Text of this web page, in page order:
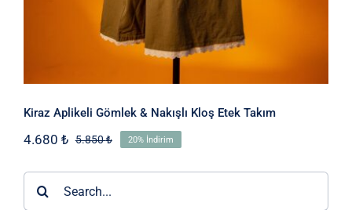
Kiraz Aplikeli Gömlek & Nakışlı Kloş Etek Takım
5.850₺Orijinal
5.850 ₺.
4.680 ₺
Şu
fiyat:
4.680 ₺.
20% İndirim